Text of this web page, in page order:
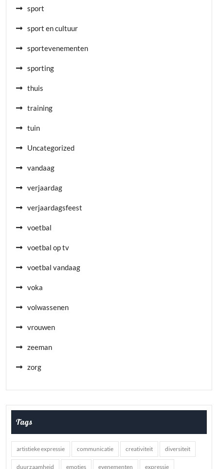
sport
sport en cultuur
sportevenementen
sporting
thuis
training
tuin
Uncategorized
vandaag
verjaardag
verjaardagsfeest
voetbal
voetbal op tv
voetbal vandaag
voka
volwassenen
vrouwen
zeeman
zorg
Tags
artistieke expressie communicatie creativiteit diversiteit
duurzaamheid emoties evenementen expressie